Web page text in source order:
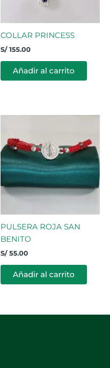
COLLAR PRINCESS
S/155.00
Añadir al carrito
PULSERA ROJA SAN
BENITO
S/55.00
Añadir al carrito